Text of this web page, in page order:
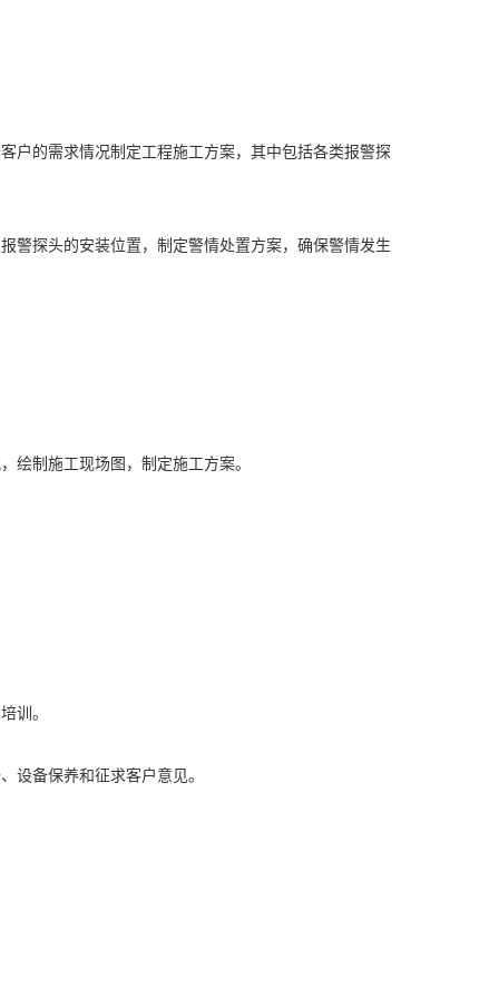
户的需求情况制定工程施工方案，其中包括各类报警探
警探头的安装位置，制定警情处置方案，确保警情发生
绘制施工现场图，制定施工方案。
训。
设备保养和征求客户意见。